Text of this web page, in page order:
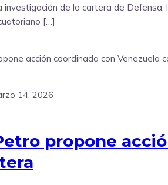
investigación de la cartera de
[…]
14, 2026
propone